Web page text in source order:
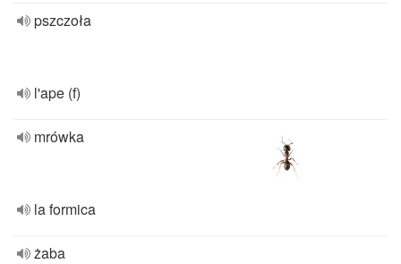
pszczoła
l'ape (f)
mrówka
la formica
żaba